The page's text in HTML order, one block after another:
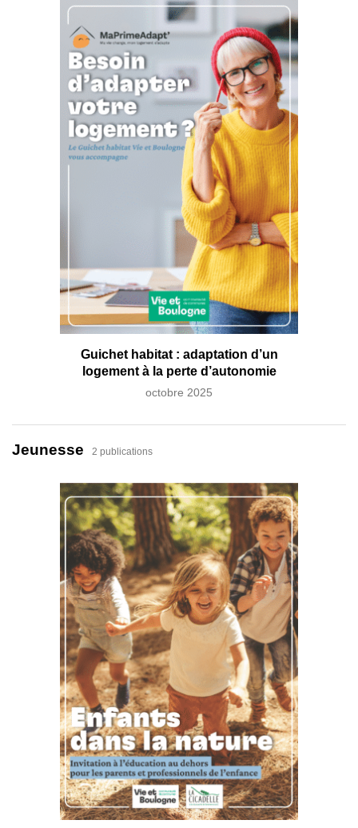
Guichet habitat : adaptation d’un
logement à la perte d’autonomie
octobre 2025
Jeunesse 2 publications